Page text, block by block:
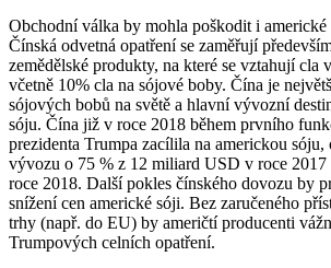
Obchodní válka by mohla poškodit i
Čínská odvetná opatření se zaměřují
zemědělské produkty, na které se vztahují cla
včetně 10% cla na sójové boby. Čína je
sójových bobů na světě a hlavní vývozní
sóju. Čína již v roce 2018 během prvního
prezidenta Trumpa zacílila na americkou
vývozu o 75 % z 12 miliard USD v roce
roce 2018. Další pokles čínského dovozu by
snížení cen americké sóji. Bez zaručeného
trhy (např. do EU) by američtí producenti
Trumpových celních opatření.